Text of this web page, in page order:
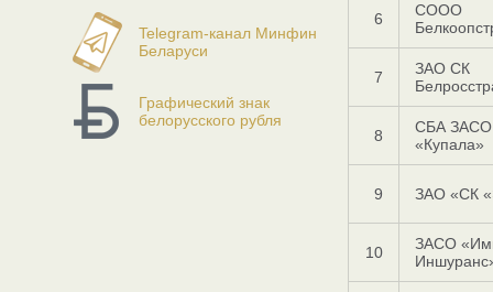
Telegram-канал Минфин
Беларуси
Графический знак
белорусского рубля
6
СООО
7
ЗАО СК
8
СБА ЗАСО
«Купала»
9 ЗАО «СК
10
ЗАСО